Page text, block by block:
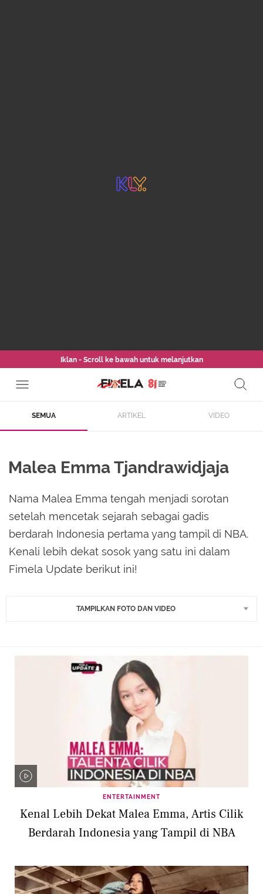
Iklan - Scroll ke bawah untuk melanjutkan
SEMUA ARTIKEL VIDEO
Malea Emma Tjandrawidjaja
Nama Malea Emma tengah menjadi sorotan
setelah mencetak sejarah sebagai gadis
berdarah Indonesia pertama yang tampil di NBA.
Kenali lebih dekat sosok yang satu ini dalam
Fimela Update berikut ini!
TAMPILKAN FOTO DAN VIDEO
ENTERTAINMENT
Kenal Lebih Dekat Malea Emma, Artis Cilik
Berdarah Indonesia yang Tampil di NBA